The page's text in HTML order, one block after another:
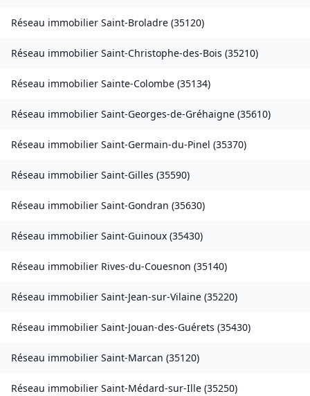
Réseau immobilier Saint-Broladre (35120)
Réseau immobilier Saint-Christophe-des-Bois (35210)
Réseau immobilier Sainte-Colombe (35134)
Réseau immobilier Saint-Georges-de-Gréhaigne (35610)
Réseau immobilier Saint-Germain-du-Pinel (35370)
Réseau immobilier Saint-Gilles (35590)
Réseau immobilier Saint-Gondran (35630)
Réseau immobilier Saint-Guinoux (35430)
Réseau immobilier Rives-du-Couesnon (35140)
Réseau immobilier Saint-Jean-sur-Vilaine (35220)
Réseau immobilier Saint-Jouan-des-Guérets (35430)
Réseau immobilier Saint-Marcan (35120)
Réseau immobilier Saint-Médard-sur-Ille (35250)